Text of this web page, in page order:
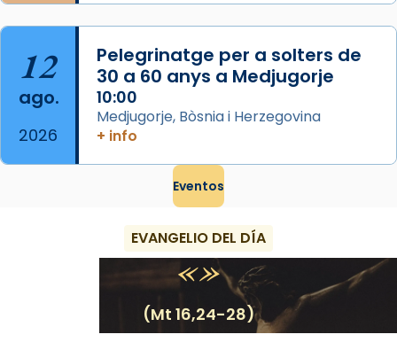
12
ago.
2026
Pelegrinatge per a solters de
30 a 60 anys a Medjugorje
10:00
Medjugorje, Bòsnia i Herzegovina
+ info
Eventos
EVANGELIO DEL DÍA
(Mt 16,24-28)